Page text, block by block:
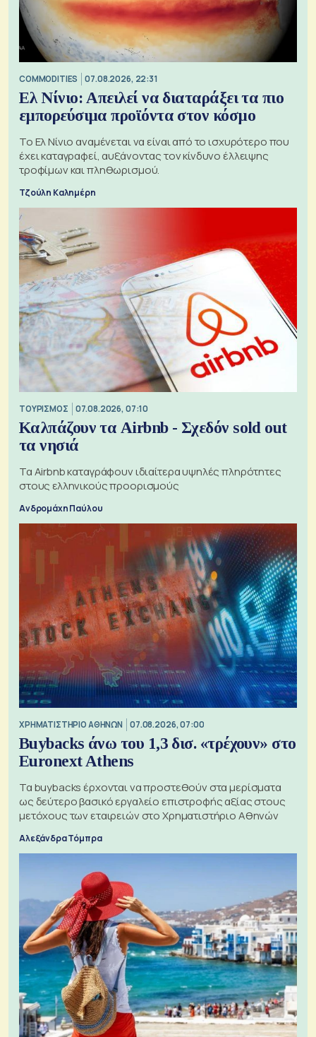
COMMODITIES 07.08.2026, 22:31
Ελ Νίνιο: Απειλεί να διαταράξει τα πιο
εμπορεύσιμα προϊόντα στον κόσμο
Το Ελ Νίνιο αναμένεται να είναι από το ισχυρότερο που
έχει καταγραφεί, αυξάνοντας τον κίνδυνο έλλειψης
τροφίμων και πληθωρισμού.
Τζούλη Καλημέρη
ΤΟΥΡΙΣΜΟΣ 07.08.2026, 07:10
Καλπάζουν τα Airbnb - Σχεδόν sold out
τα νησιά
Τα Airbnb καταγράφουν ιδιαίτερα υψηλές πληρότητες
στους ελληνικούς προορισμούς
Ανδρομάχη Παύλου
XΡΗΜΑΤΙΣΤΗΡΙΟ ΑΘΗΝΩΝ 07.08.2026, 07:00
Buybacks άνω του 1,3 δισ. «τρέχουν» στο
Euronext Athens
Τα buybacks έρχονται να προστεθούν στα μερίσματα
ως δεύτερο βασικό εργαλείο επιστροφής αξίας στους
μετόχους των εταιρειών στο Χρηματιστήριο Αθηνών
Αλεξάνδρα Τόμπρα